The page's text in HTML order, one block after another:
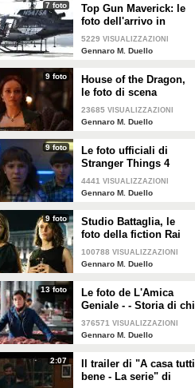
7 foto
Top Gun Maverick: le
foto dell'arrivo in
elicottero di Tom
Cruise
5229 VISUALIZZAZIONI
Gennaro M. Duello
9 foto
House of the Dragon,
le foto di scena
23685 VISUALIZZAZIONI
Gennaro M. Duello
9 foto
Le foto ufficiali di
Stranger Things 4
4441 VISUALIZZAZIONI
Gennaro M. Duello
9 foto
Studio Battaglia, le
foto della fiction Rai
100788 VISUALIZZAZIONI
Gennaro M. Duello
13 foto
Le foto de L'Amica
Geniale - - Storia di chi
fugge e di chi resta
376571 VISUALIZZAZIONI
Gennaro M. Duello
2:07
Il trailer di "A casa tutti
bene - La serie" di